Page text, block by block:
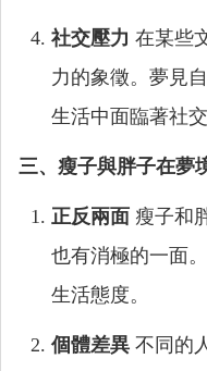
社交壓力 在某些
力的象徵。夢見
生活中面臨著社交
三、瘦子與胖子在夢
正反兩面 瘦子和
也有消極的一面
生活態度。
個體差異 不同的